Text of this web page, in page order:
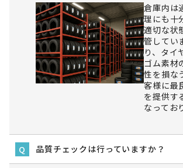
倉庫内は
理にも十
適切な状
管してい
り、タイ
ゴム素材
性を損な
客様に最
を提供す
なってお
Q 品質チェックは行っていますか？